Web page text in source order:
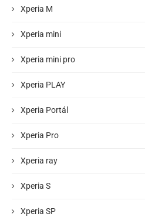
Xperia M
Xperia mini
Xperia mini pro
Xperia PLAY
Xperia Portál
Xperia Pro
Xperia ray
Xperia S
Xperia SP